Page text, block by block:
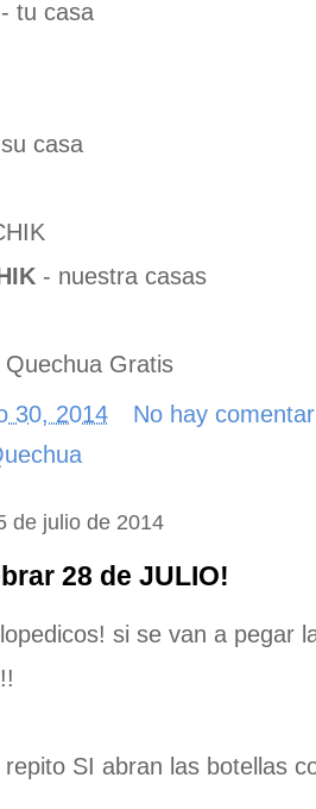
- tu casa
casa
- nuestra casas
Quechua Gratis
30, 2014
No hay
de julio de 2014
28 de JULIO!
si se van a pegar
SI abran las botellas